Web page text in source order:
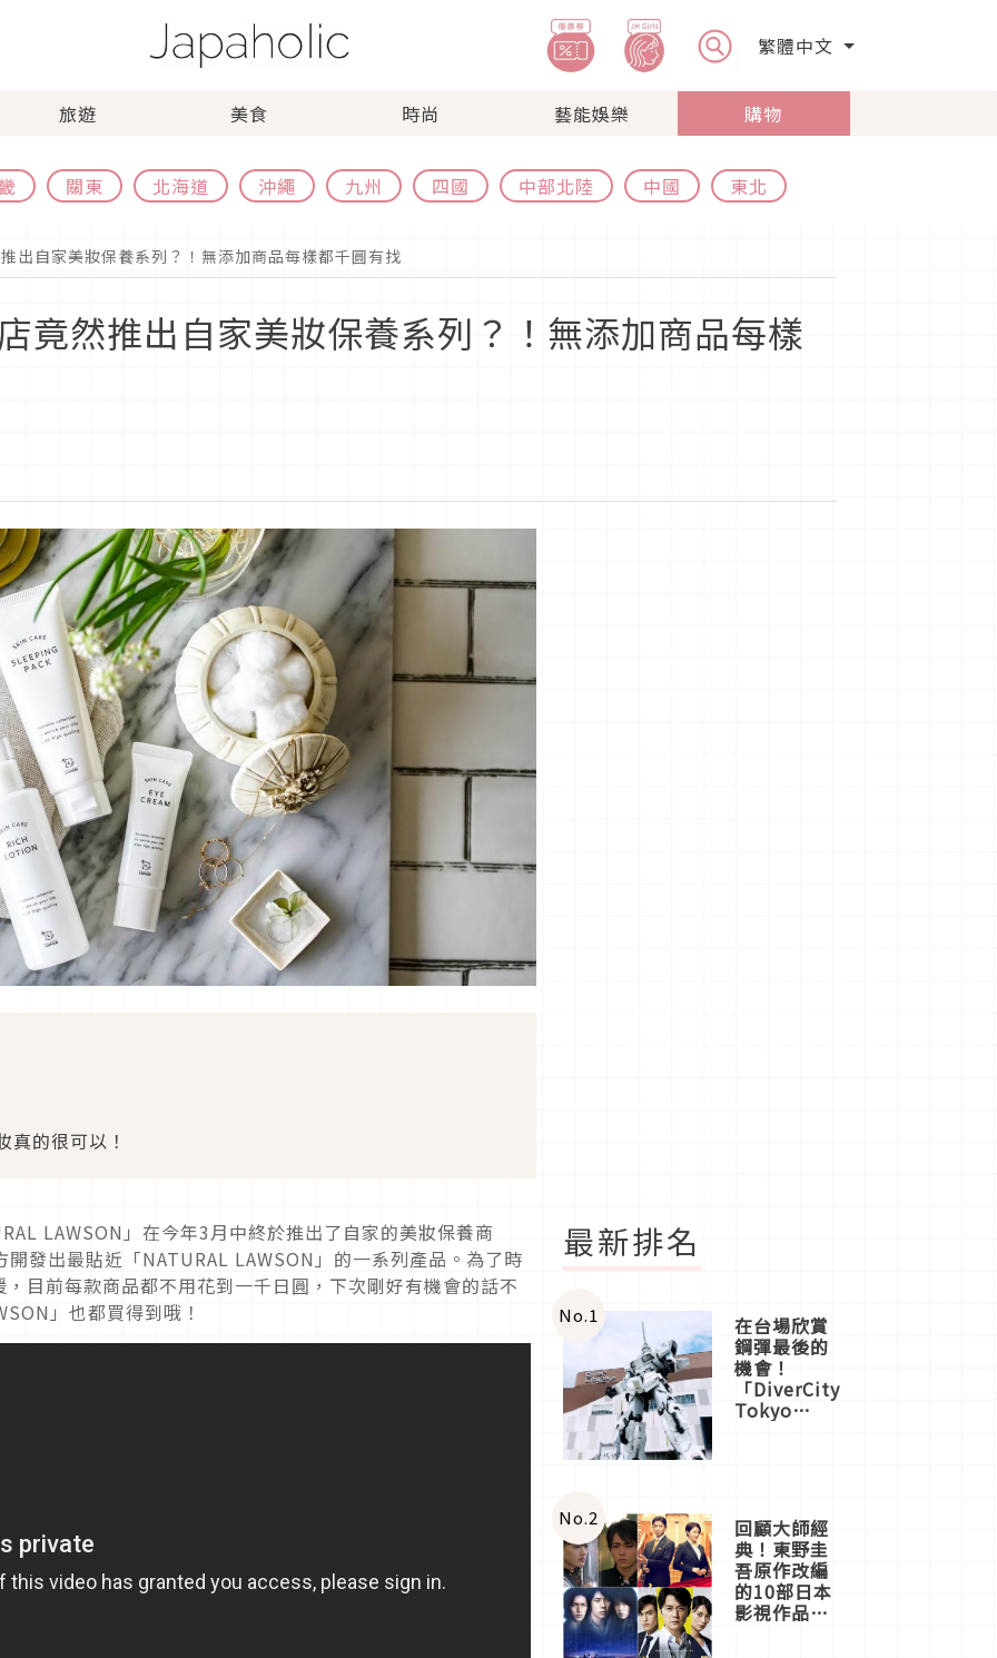
繁體中文
旅遊 美食 時尚 藝能娛樂 購物
關東 北海道 沖繩 九州 四國 中部北陸 中國 東北
出自家美妝保養系列？！無添加商品每樣都千圓有找
竟然推出自家美妝保養系列？！無添加商品每樣
的很可以！
LAWSON」在今年3月中終於推出了自家的美妝保養商
發出最貼近「NATURAL LAWSON」的一系列產品。為了時
目前每款商品都不用花到一千日圓，下次剛好有機會的話不
」也都買得到哦！
最新排名
No.1 在台場欣賞
鋼彈最後的
機會！
「DiverCity
Tokyo
體驗
No.2 回顧大師經
典！東野圭
吾原作改編
的10部日本
影視作品推